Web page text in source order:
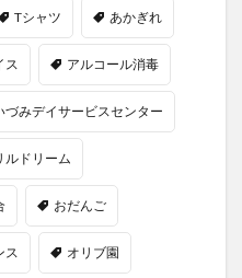
Tシャツ あかぎれ
ス アルコール消毒
づみデイサービスセンター
ルドリーム
おだんご
ス オリブ園